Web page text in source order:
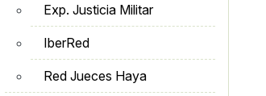
Exp. Justicia Militar
IberRed
Red Jueces Haya